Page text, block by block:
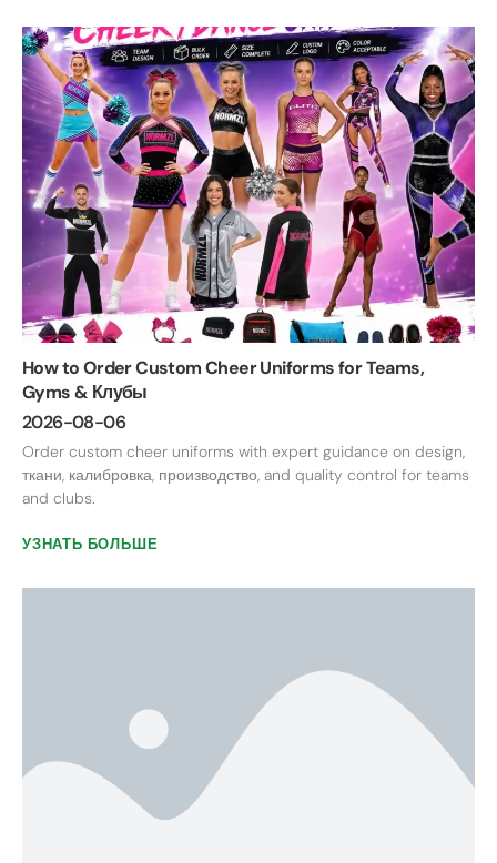
How to Order Custom Cheer Uniforms for Teams,
Gyms& Клубы
2026-08-06
Order custom cheer uniforms with expert guidance on design,
ткани, калибровка, производство, and quality control for teams
and clubs.
УЗНАТЬ БОЛЬШЕ